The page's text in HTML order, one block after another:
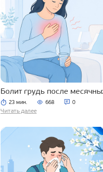
Болит грудь после
23 мин. 668 0
Читать далее